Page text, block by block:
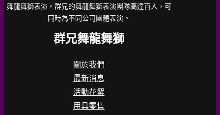
舞龍舞獅表演。群兄的舞龍舞獅表演團隊高達百人，可
同時為不同公司團體表演。
群兄舞龍舞獅
關於我們
最新消息
活動花絮
用具零售